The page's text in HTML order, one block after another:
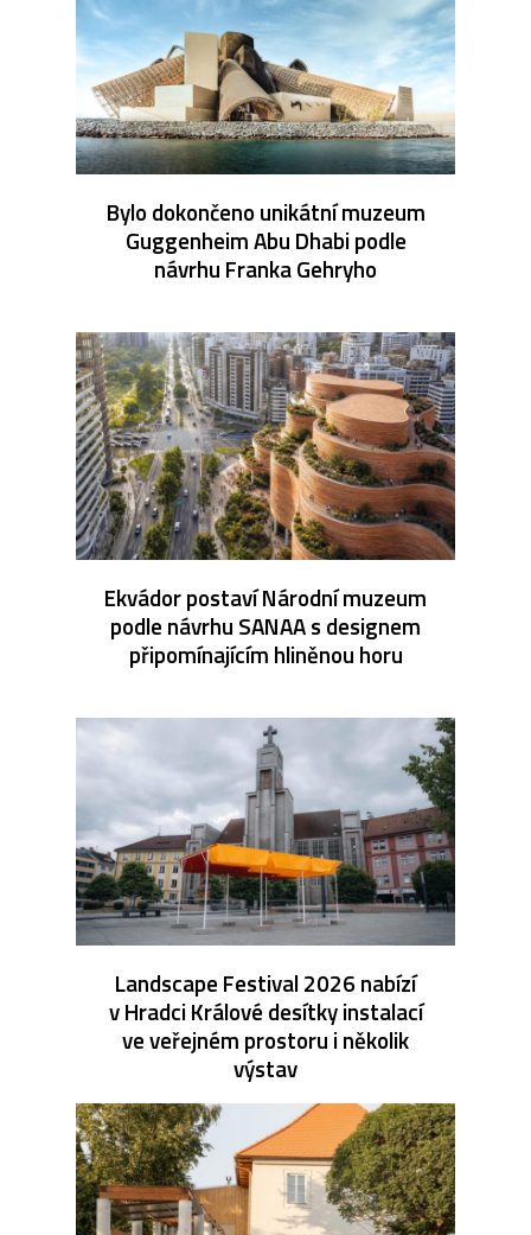
Bylo dokončeno unikátní muzeum
Guggenheim Abu Dhabi podle
návrhu Franka Gehryho
Ekvádor postaví Národní muzeum
podle návrhu SANAA s designem
připomínajícím hliněnou horu
Landscape Festival 2026 nabízí
v Hradci Králové desítky instalací
ve veřejném prostoru i několik
výstav